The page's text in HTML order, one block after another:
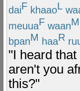
daiF khaaoL
meuuaF waanM
bpanM haaR
"I heard
aren't you
this?"